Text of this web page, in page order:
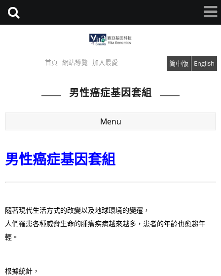
首頁 網站導覽 加入最愛 简中版 English
男性癌症基因套組
Menu
男性癌症基因套組
隨著現代生活方式的改變以及地球環境的變遷，
人們罹患各種威脅生命的腫瘤疾病越來越多，患者的年齡也愈趨年
輕。
根據統計，